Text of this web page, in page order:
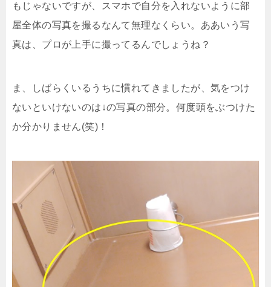
もじゃないですが、スマホで自分を入れないように部
屋全体の写真を撮るなんて無理なくらい。ああいう写
真は、プロが上手に撮ってるんでしょうね？
ま、しばらくいるうちに慣れてきましたが、気をつけ
ないといけないのは↓の写真の部分。何度頭をぶつけた
か分かりません(笑)！